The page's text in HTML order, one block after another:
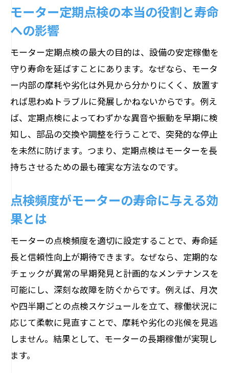
モーターの点検がコスト削減につながる
理由
定期点検でモーターのトラブルを未然に
防ぐ方法
効率的なモーター点検方法を徹底解説
モーター点検方法の基本と現場での実践
例
テスターを活用したモーター故障の見分
け方
小型モーターの効率的な点検手順を解説
項目
ツ
モーター定期点検を現場で成功させる工
夫
異常兆候を見抜くモーター点検のコツ
モーターの異常音や振動を早期に察知す
る方法
焼けや異常温度から故障を予防するチェ
モーター定期点検の本当の役割と寿命
への影響
モーター定期点検の最大の目的は、設備の安定稼働を
守り寿命を延ばすことにあります。なぜなら、モータ
ー内部の摩耗や劣化は外見から分かりにくく、放置す
れば思わぬトラブルに発展しかねないからです。例え
ば、定期点検によってわずかな異音や振動を早期に検
知し、部品の交換や調整を行うことで、突発的な停止
を未然に防げます。つまり、定期点検はモーターを長
持ちさせるための最も確実な方法なのです。
点検頻度がモーターの寿命に与える効
果とは
モーターの点検頻度を適切に設定することで、寿命延
長と信頼性向上が期待できます。なぜなら、定期的な
チェックが異常の早期発見と計画的なメンテナンスを
可能にし、深刻な故障を防ぐからです。例えば、月次
や四半期ごとの点検スケジュールを立て、稼働状況に
応じて柔軟に見直すことで、摩耗や劣化の兆候を見逃
しません。結果として、モーターの長期稼働が実現し
ます。